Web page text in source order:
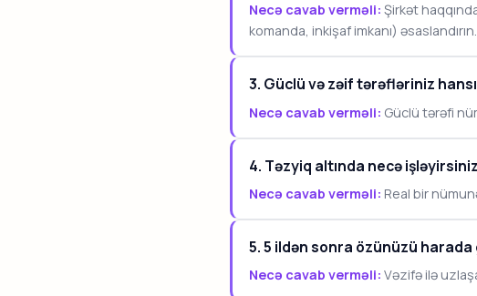
Necə cavab verməli: Şirkət
komanda, inkişaf imkanı) əsaslandırın.
3. Güclü və zəif tərəfləriniz
Necə cavab verməli: Güclü tərəfi
4. Təzyiq altında necə
Necə cavab verməli: Real bir
5. 5 ildən sonra özünüzü
Necə cavab verməli: Vəzifə ilə